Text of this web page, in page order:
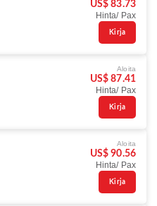
US$ 83.73
Hinta/ Pax
Kirja
Aloita
US$ 87.41
Hinta/ Pax
Kirja
Aloita
US$ 90.56
Hinta/ Pax
Kirja